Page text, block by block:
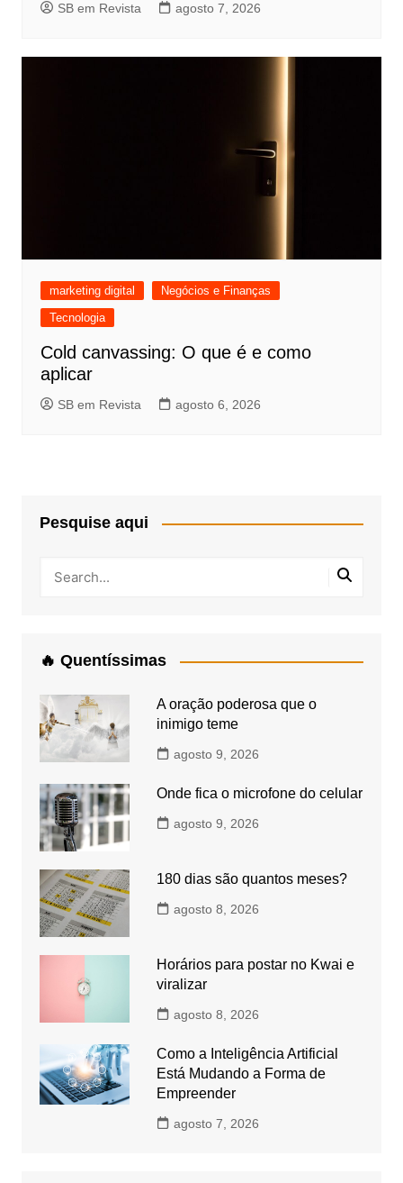
SB em Revista agosto 7, 2026
marketing digital
Negócios e Finanças
Tecnologia
Cold canvassing: O que é e como
aplicar
SB em Revista agosto 6, 2026
Pesquise aqui
🔥 Quentíssimas
A oração poderosa que o
inimigo teme
agosto 9, 2026
Onde fica o microfone do celular
agosto 9, 2026
180 dias são quantos meses?
agosto 8, 2026
Horários para postar no Kwai e
viralizar
agosto 8, 2026
Como a Inteligência Artificial
Está Mudando a Forma de
Empreender
agosto 7, 2026